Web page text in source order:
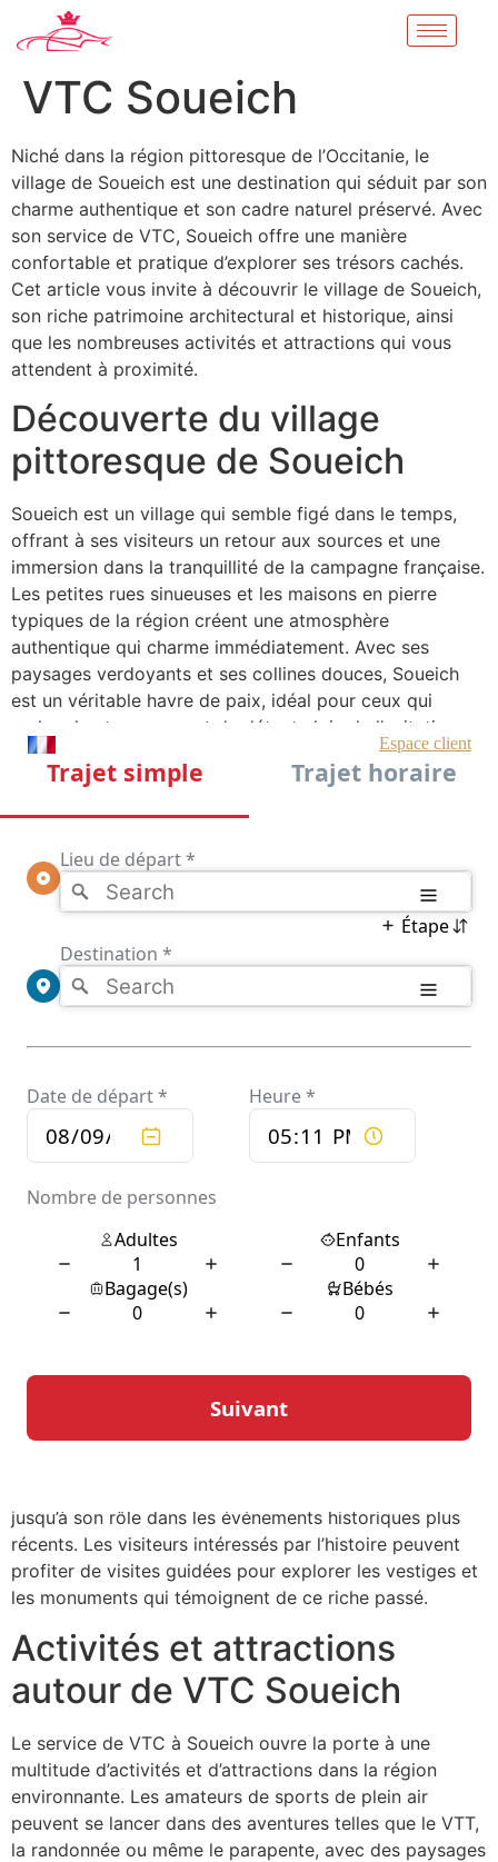
VTC Soueich
Niché dans la région pittoresque de l’Occitanie, le
village de Soueich est une destination qui séduit par son
charme authentique et son cadre naturel préservé. Avec
son service de VTC, Soueich offre une manière
confortable et pratique d’explorer ses trésors cachés.
Cet article vous invite à découvrir le village de Soueich,
son riche patrimoine architectural et historique, ainsi
que les nombreuses activités et attractions qui vous
attendent à proximité.
Découverte du village
pittoresque de Soueich
Soueich est un village qui semble figé dans le temps,
offrant à ses visiteurs un retour aux sources et une
immersion dans la tranquillité de la campagne française.
Les petites rues sinueuses et les maisons en pierre
typiques de la région créent une atmosphère
authentique qui charme immédiatement. Avec ses
paysages verdoyants et ses collines douces, Soueich
est un véritable havre de paix, idéal pour ceux qui
recherchent un moment de détente loin de l’agitation
urbaine.
forêts qui invitent à la promenade et à la découverte.
Les amateurs de nature apprécieront les sentiers de
randonnée qui serpentent à travers la campagne
environnante, offrant des vues imprenables sur les
Pyrénées. Grâce à un service de VTC, les visiteurs
peuvent facilement accéder aux sites environnants et
profiter pleinement de tout ce que Soueich et ses
environs ont à offrir.
Patrimoine architectural et
historique de Soueich
Soueich est riche d’un patrimoine architectural qui
avec son clocher distinctif, est un exemple remarquable
de l’architecture religieuse locale. Construite au cours
des siècles, elle abrite des œuvres d’art sacrées et des
vitraux qui captivent les passionnés d’histoire et d’art.
Les ruelles pavées et les maisons traditionnelles en
Le passé de Soueich est également marqué par des
événements historiques qui ont façonné la région. Les
jusqu’à son rôle dans les événements historiques plus
récents. Les visiteurs intéressés par l’histoire peuvent
profiter de visites guidées pour explorer les vestiges et
les monuments qui témoignent de ce riche passé.
Activités et attractions
autour de VTC Soueich
Le service de VTC à Soueich ouvre la porte à une
multitude d’activités et d’attractions dans la région
environnante. Les amateurs de sports de plein air
peuvent se lancer dans des aventures telles que le VTT,
la randonnée ou même le parapente, avec des paysages